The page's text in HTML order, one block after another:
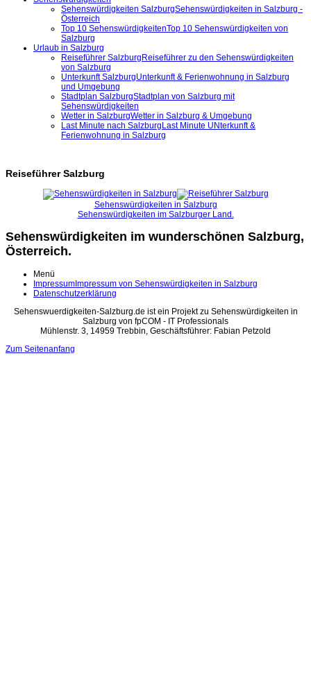
Sehenswürdigkeiten SalzburgSehenswürdigkeiten in Salzburg -
Österreich
Top 10 SehenswürdigkeitenTop 10 Sehenswürdigkeiten von
Salzburg
Urlaub in Salzburg
Reiseführer SalzburgReiseführer zu den Sehenswürdigkeiten
von Salzburg
Unterkunft SalzburgUnterkunft & Ferienwohnung in Salzburg
und Umgebung
Stadtplan SalzburgStadtplan von Salzburg mit
Sehenswürdigkeiten
Wetter in SalzburgWetter in Salzburg & Umgebung
Last Minute nach SalzburgLast Minute UNterkunft &
Ferienwohnung in Salzburg
Reiseführer Salzburg
Sehenswürdigkeiten in Salzburg
Sehenswürdigkeiten im Salzburger Land.
Sehenswürdigkeiten im wunderschönen Salzburg,
Österreich.
Menü
ImpressumImpressum von Sehenswürdigkeiten in Salzburg
Datenschutzerklärung
Sehenswuerdigkeiten-Salzburg.de ist ein Projekt zu Sehenswürdigkeiten in
Salzburg von fpCOM - IT Professionals
Mühlenstr. 3, 14959 Trebbin, Geschäftsführer: Fabian Petzold
Zum Seitenanfang